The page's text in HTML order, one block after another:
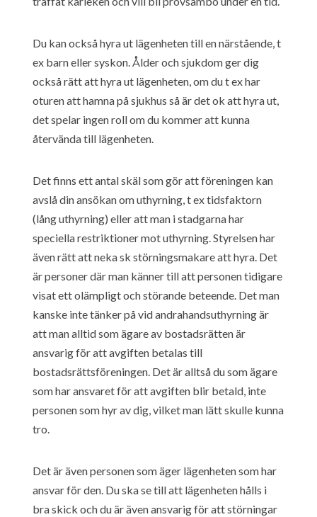
Du kan också hyra ut lägenheten till en närstående, t
ex barn eller syskon. Ålder och sjukdom ger dig
också rätt att hyra ut lägenheten, om du t ex har
oturen att hamna på sjukhus så är det ok att hyra ut,
det spelar ingen roll om du kommer att kunna
återvända till lägenheten.
Det finns ett antal skäl som gör att föreningen kan
avslå din ansökan om uthyrning, t ex tidsfaktorn
(lång uthyrning) eller att man i stadgarna har
speciella restriktioner mot uthyrning. Styrelsen har
även rätt att neka sk störningsmakare att hyra. Det
är personer där man känner till att personen tidigare
visat ett olämpligt och störande beteende. Det man
kanske inte tänker på vid andrahandsuthyrning är
att man alltid som ägare av bostadsrätten är
ansvarig för att avgiften betalas till
bostadsrättsföreningen. Det är alltså du som ägare
som har ansvaret för att avgiften blir betald, inte
personen som hyr av dig, vilket man lätt skulle kunna
tro.
Det är även personen som äger lägenheten som har
ansvar för den. Du ska se till att lägenheten hålls i
bra skick och du är även ansvarig för att störningar